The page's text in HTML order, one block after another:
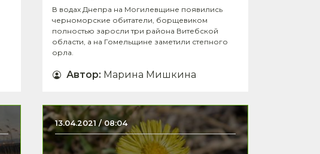
В водах Днепра на Могилевщине появились
черноморские обитатели, борщевиком
полностью заросли три района Витебской
области, а на Гомельщине заметили степного
орла.
Автор: Марина Мишкина
13.04.2021 / 08:04